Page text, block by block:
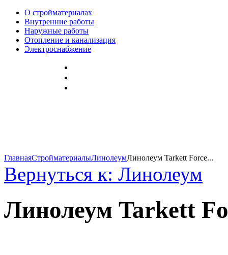
О стройматериалах
Внутренние работы
Наружные работы
Отопление и канализация
Электроснабжение
ГлавнаяСтройматериалыЛинолеумЛинолеум Tarkett Force...
Вернуться к: Линолеум
Линолеум Tarkett